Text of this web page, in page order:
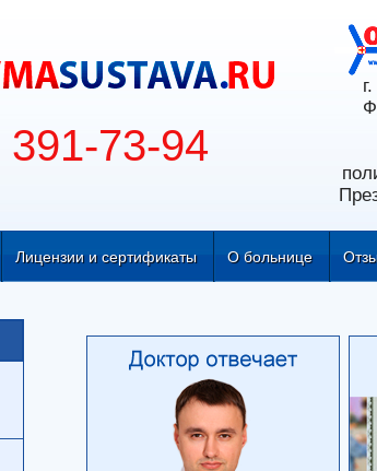
391-73-94
Лицензии и сертификаты О больнице